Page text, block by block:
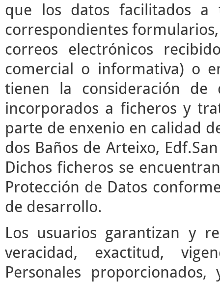
que los datos facilitados
correspondientes
correos electrónicos
comercial o informativa) o
tienen la consideración de
incorporados a ficheros y
parte de enxenio en calidad
dos Baños de Arteixo,
Dichos ficheros se
Protección de Datos
de desarrollo.
Los usuarios garantizan y
veracidad, exactitud,
Personales